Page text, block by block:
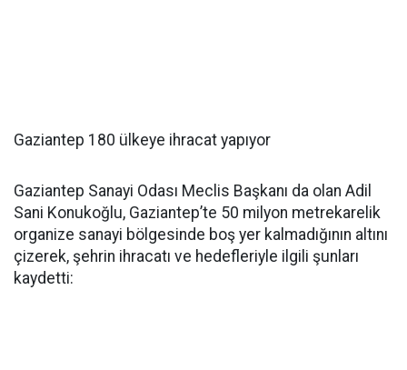
Gaziantep 180 ülkeye ihracat yapıyor
Gaziantep Sanayi Odası Meclis Başkanı da olan Adil
Sani Konukoğlu, Gaziantep’te 50 milyon metrekarelik
organize sanayi bölgesinde boş yer kalmadığının altını
çizerek, şehrin ihracatı ve hedefleriyle ilgili şunları
kaydetti: